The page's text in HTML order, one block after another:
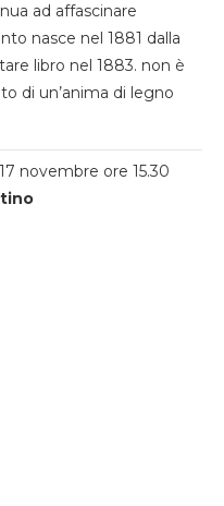
ad affascinare
nasce nel 1881 dalla
libro nel 1883. non è
di un’anima di legno
novembre ore 15.30